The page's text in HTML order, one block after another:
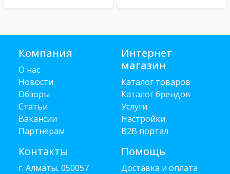
Компания
О нас
Новости
Обзоры
Статьи
Вакансии
Партнёрам
Контакты
г. Алматы, 050057
Интернет
магазин
Каталог товаров
Каталог брендов
Услуги
Настройки
B2B портал
Помощь
Доставка и оплата